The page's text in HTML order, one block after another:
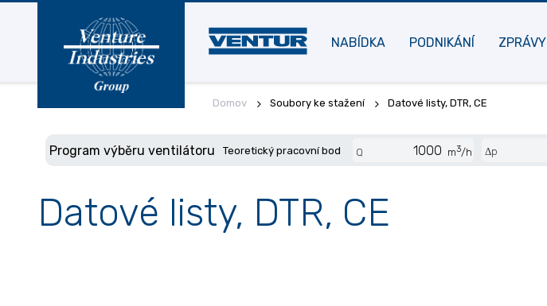
NABÍDKA PODNIKÁNÍ ZPRÁVY
Domov Soubory ke stažení Datové listy, DTR, CE
Program výběru ventilátoru Teoretický pracovní bod Q m3/h Δp
Datové listy, DTR, CE